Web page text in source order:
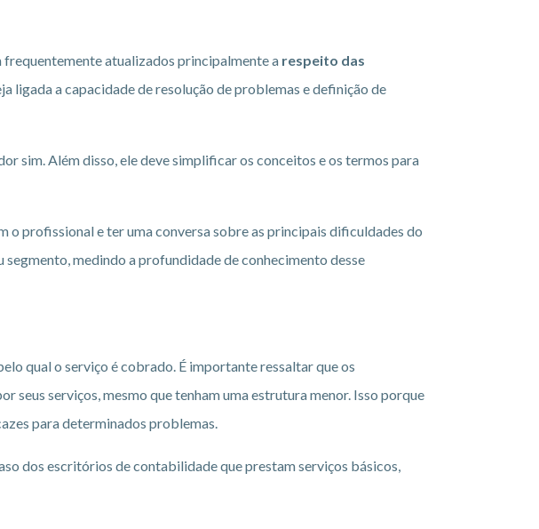
frequentemente atualizados principalmente a respeito das
ligada a capacidade de resolução de problemas e definição de
sim. Além disso, ele deve simplificar os conceitos e os termos para
profissional e ter uma conversa sobre as principais dificuldades do
medindo a profundidade de conhecimento desse
qual o serviço é cobrado. É importante ressaltar que os
seus serviços, mesmo que tenham uma estrutura menor. Isso porque
para determinados problemas.
dos escritórios de contabilidade que prestam serviços básicos,